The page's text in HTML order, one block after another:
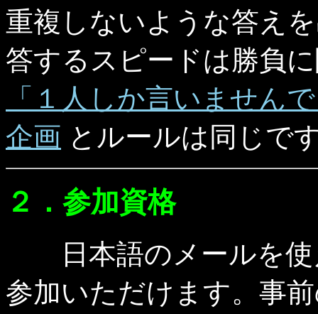
重複しないような答え
答するスピードは勝負
「１人しか言いません
企画 とルールは同じで
２．参加資格
日本語のメールを使
参加いただけます。事